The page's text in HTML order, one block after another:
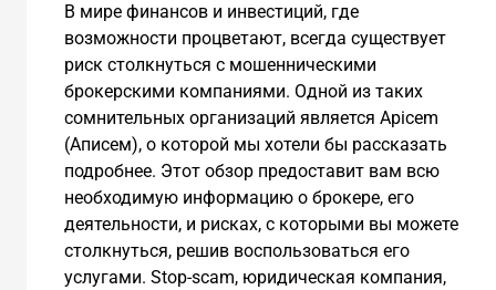
В мире финансов и инвестиций, где
возможности процветают, всегда существует
риск столкнуться с мошенническими
брокерскими компаниями. Одной из таких
сомнительных организаций является Apicem
(Аписем), о которой мы хотели бы рассказать
подробнее. Этот обзор предоставит вам всю
необходимую информацию о брокере, его
деятельности, и рисках, с которыми вы можете
столкнуться, решив воспользоваться его
услугами. Stop-scam, юридическая компания,